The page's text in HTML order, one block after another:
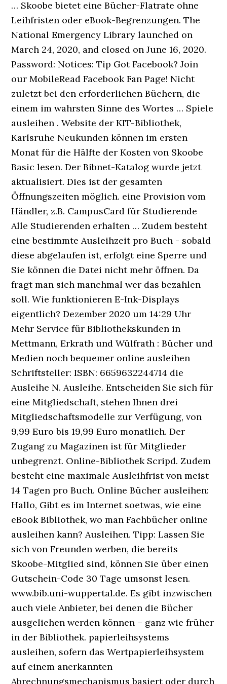
N. Ausleihe. Entscheiden Sie sich für
eine Mitgliedschaft, stehen Ihnen drei
Mitgliedschaftsmodelle zur Verfügung, von
9,99 Euro bis 19,99 Euro monatlich. Der
Zugang zu Magazinen ist für Mitglieder
unbegrenzt. Online-Bibliothek Scripd. Zudem
besteht eine maximale Ausleihfrist von meist
14 Tagen pro Buch. Online Bücher ausleihen:
Hallo, Gibt es im Internet soetwas, wie eine
eBook Bibliothek, wo man Fachbücher online
ausleihen kann? Ausleihen. Tipp: Lassen Sie
sich von Freunden werben, die bereits
Skoobe-Mitglied sind, können Sie über einen
Gutschein-Code 30 Tage umsonst lesen.
www.bib.uni-wuppertal.de. Es gibt inzwischen
auch viele Anbieter, bei denen die Bücher
ausgeliehen werden können – ganz wie früher
in der Bibliothek. papierleihsystems
ausleihen, sofern das Wertpapierleihsystem
auf einem anerkannten
Abrechnungsmechanismus basiert oder durch